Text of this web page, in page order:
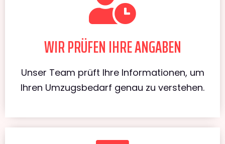
WIR PRÜFEN IHRE ANGABEN
Unser Team prüft Ihre Informationen, um
Ihren Umzugsbedarf genau zu verstehen.